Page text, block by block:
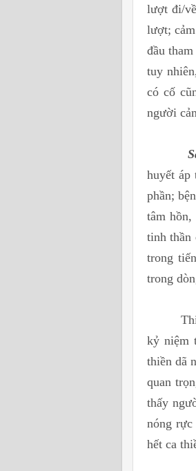
lượt đi/
lượt;
đầu
tuy
có cố
người
huyết áp
phần;
tâm
tinh thần
trong
trong
Thiền
kỷ niệm
thiền dã
quan
thấy
nóng
hết ca